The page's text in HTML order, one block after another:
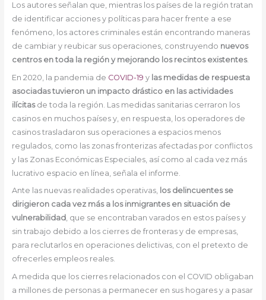
Los autores señalan que, mientras los países de la región tratan
de identificar acciones y políticas para hacer frente a ese
fenómeno, los actores criminales están encontrando maneras
de cambiar y reubicar sus operaciones, construyendo nuevos
centros en toda la región y mejorando los recintos existentes.
En 2020, la pandemia de COVID-19 y las medidas de respuesta
asociadas tuvieron un impacto drástico en las actividades
ilícitas de toda la región. Las medidas sanitarias cerraron los
casinos en muchos países y, en respuesta, los operadores de
casinos trasladaron sus operaciones a espacios menos
regulados, como las zonas fronterizas afectadas por conflictos
y las Zonas Económicas Especiales, así como al cada vez más
lucrativo espacio en línea, señala el informe.
Ante las nuevas realidades operativas, los delincuentes se
dirigieron cada vez más a los inmigrantes en situación de
vulnerabilidad, que se encontraban varados en estos países y
sin trabajo debido a los cierres de fronteras y de empresas,
para reclutarlos en operaciones delictivas, con el pretexto de
ofrecerles empleos reales.
A medida que los cierres relacionados con el COVID obligaban
a millones de personas a permanecer en sus hogares y a pasar